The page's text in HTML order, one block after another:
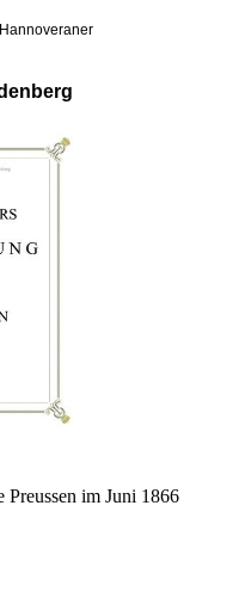
Preussen im Juni 1866